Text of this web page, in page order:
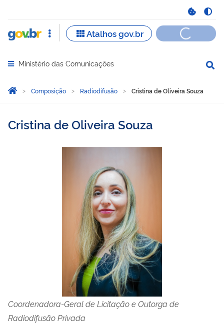
Abrir menu principal de navegação
Ministério das Comunicações
Você está aqui:
Página Inicial
Composição Radiodifusão Cristina de Oliveira Souza
Cristina de Oliveira Souza
Coordenadora-Geral de Licitação e Outorga de
Radiodifusão Privada